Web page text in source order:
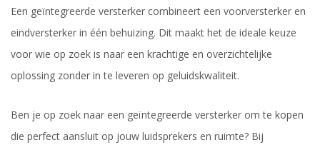
Een geïntegreerde versterker combineert een voorversterker en
eindversterker in één behuizing. Dit maakt het de ideale keuze
voor wie op zoek is naar een krachtige en overzichtelijke
oplossing zonder in te leveren op geluidskwaliteit.
Ben je op zoek naar een geïntegreerde versterker om te kopen
die perfect aansluit op jouw luidsprekers en ruimte? Bij